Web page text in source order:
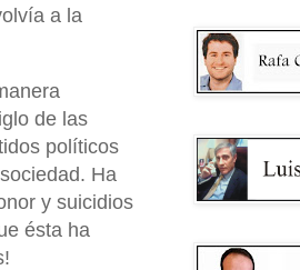
a la
de las
políticos
Ha
y suicidios
ésta ha